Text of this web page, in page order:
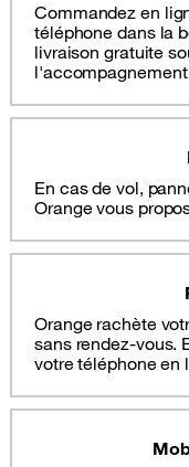
Commandez en
téléphone dans la
livraison gratuite
En cas de vol,
Orange vous
Orange rachète
sans rendez-vous.
votre téléphone en